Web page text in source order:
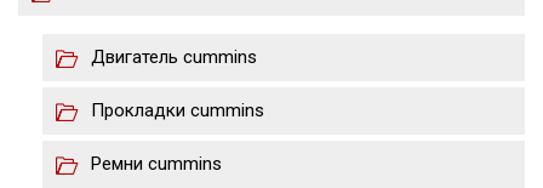
Двигатель cummins
Прокладки cummins
Ремни cummins